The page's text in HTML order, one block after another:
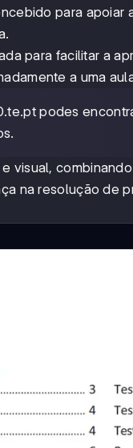
para
para facilitar a
a uma
podes
visual,
na resolução de